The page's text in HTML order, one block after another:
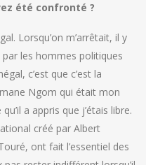
été confronté ?
Lorsqu’on m’arrêtait, il y
les hommes politiques
c’est que c’est la
Ngom qui était mon
a appris que j’étais libre.
créé par Albert
ont fait l’essentiel des